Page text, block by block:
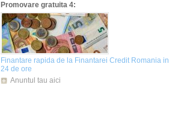
Promovare gratuita 4:
Finantare rapida de la Finantarei Credit Romania in
24 de ore
Anuntul tau aici